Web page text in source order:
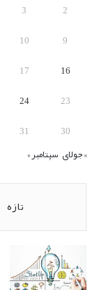
2
3
9
10
16
17
23
24
30
31
« جولای سپتامبر »
تازه